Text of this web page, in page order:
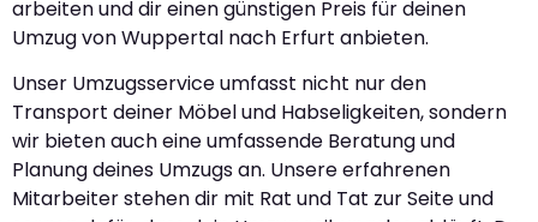
arbeiten und dir einen günstigen Preis für deinen
Umzug von Wuppertal nach Erfurt anbieten.
Unser Umzugsservice umfasst nicht nur den
Transport deiner Möbel und Habseligkeiten, sondern
wir bieten auch eine umfassende Beratung und
Planung deines Umzugs an. Unsere erfahrenen
Mitarbeiter stehen dir mit Rat und Tat zur Seite und